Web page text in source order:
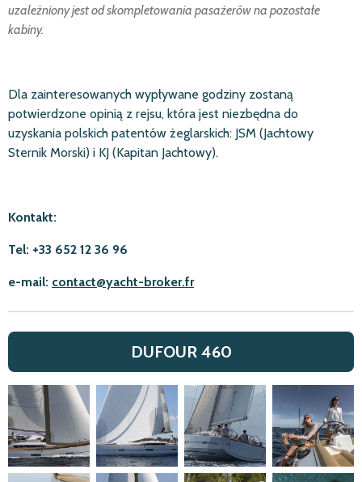
uzależniony jest od skompletowania pasażerów na pozostałe
kabiny.
Dla zainteresowanych wypływane godziny zostaną
potwierdzone opinią z rejsu, która jest niezbędna do
uzyskania polskich patentów żeglarskich: JSM (Jachtowy
Sternik Morski) i KJ (Kapitan Jachtowy).
Kontakt:
Tel: +33 652 12 36 96
e-mail: contact@yacht-broker.fr
DUFOUR 460